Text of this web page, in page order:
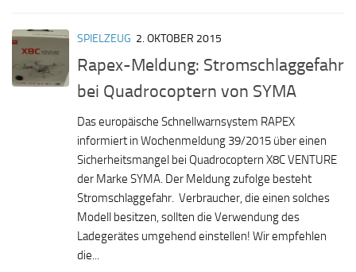
SPIELZEUG 2. OKTOBER 2015
Rapex-Meldung: Stromschlaggefahr
bei Quadrocoptern von SYMA
Das europäische Schnellwarnsystem RAPEX
informiert in Wochenmeldung 39/2015 über einen
Sicherheitsmangel bei Quadrocoptern X8C VENTURE
der Marke SYMA. Der Meldung zufolge besteht
Stromschlaggefahr. Verbraucher, die einen solches
Modell besitzen, sollten die Verwendung des
Ladegerätes umgehend einstellen! Wir empfehlen
die...